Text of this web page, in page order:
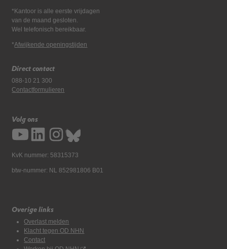
*Kantoor is alle eerste vrijdagen
van de maand gesloten.
Wel telefonisch bereikbaar.
*Afwijkende openingstijden
Direct contact
088-10 21 300
Contactformulieren
Volg ons
KvK nummer: 58315373
btw-nummer: NL 852981806 B01
Overige links
Overlast melden
Klacht tegen OD NHN
Contact